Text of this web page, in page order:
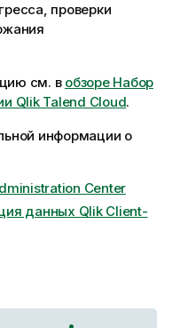
проверки
см. в обзоре Набор
Qlik Talend Cloud.
информации о
Center
данных Qlik Client-